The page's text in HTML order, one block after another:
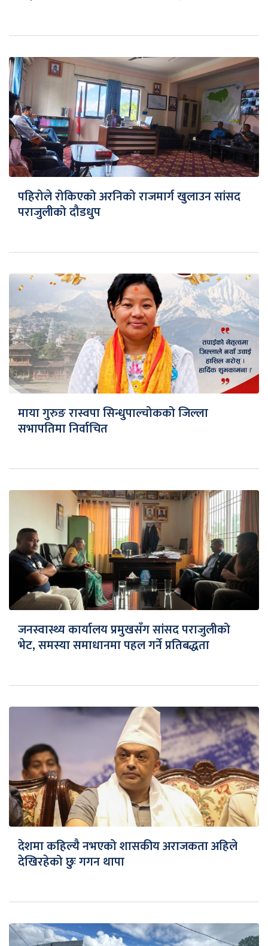
पहिरोले रोकिएको अरनिको राजमार्ग खुलाउन सांसद
पराजुलीको दौडधुप
माया गुरुङ रास्वपा सिन्धुपाल्चोकको जिल्ला
सभापतिमा निर्वाचित
जनस्वास्थ्य कार्यालय प्रमुखसँग सांसद पराजुलीको
भेट, समस्या समाधानमा पहल गर्ने प्रतिबद्धता
देशमा कहिल्यै नभएको शासकीय अराजकता अहिले
देखिरहेको छुः गगन थापा